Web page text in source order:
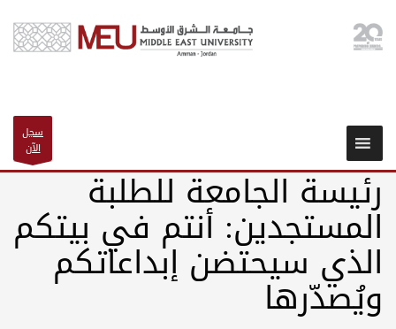
سجل
الآن
رئيسة الجامعة للطلبة
المستجدين: أنتم في بيتكم
الذي سيحتضن إبداعاتكم
ويُصدّرها